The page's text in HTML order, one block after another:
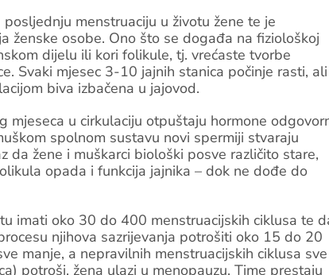
menstruaciju u životu žene te je
ženske osobe. Ono što se događa na fiziološkoj
dijelu ili kori folikule, tj. vrećaste tvorbe
Svaki mjesec 3-10 jajnih stanica počinje rasti, ali
biva izbačena u jajovod.
mjeseca u cirkulaciju otpuštaju hormone
spolnom sustavu novi spermiji stvaraju
da žene i muškarci biološki posve različito stare,
opada i funkcija jajnika – dok ne dođe do
imati oko 30 do 400 menstruacijskih ciklusa te
njihova sazrijevanja potrošiti oko 15 do 20
manje, a nepravilnih menstruacijskih ciklusa sve
potroši, žena ulazi u menopauzu. Time prestaju